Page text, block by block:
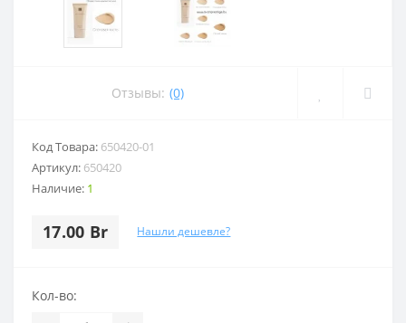
Отзывы: (0)
Код Товара: 650420-01
Артикул: 650420
Наличие: 1
17.00 Br Нашли дешевле?
Кол-во: